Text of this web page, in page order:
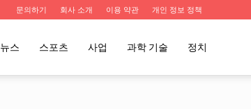
문의하기 회사 소개 이용 약관 개인 정보 정책
뉴스 스포츠 사업 과학 기술 정치